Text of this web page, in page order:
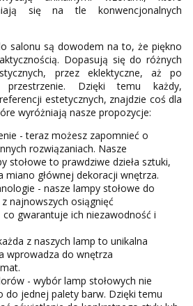
się na tle konwencjonalnych
salonu są dowodem na to, że piękno
Dopasują się do różnych
przez eklektyczne, aż po
przestrzenie. Dzięki temu każdy,
estetycznych, znajdzie coś dla
wyróżniają nasze propozycje:
- teraz możesz zapomnieć o
rozwiązaniach. Nasze
stołowe to prawdziwe dzieła sztuki,
miano głównej dekoracji wnętrza.
- nasze lampy stołowe do
najnowszych osiągnięć
gwarantuje ich niezawodność i
z naszych lamp to unikalna
wprowadza do wnętrza
- wybór lamp stołowych nie
do jednej palety barw. Dzięki temu